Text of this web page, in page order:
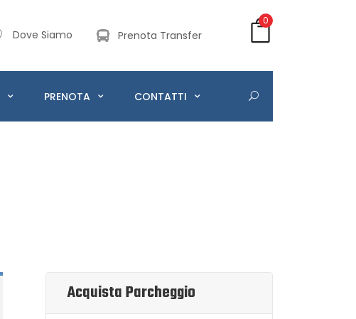
Dove Siamo Prenota Transfer
0
PRENOTA CONTATTI
Acquista Parcheggio